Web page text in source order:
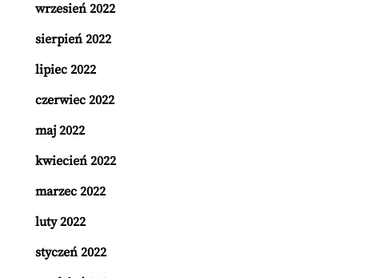
wrzesień 2022
sierpień 2022
lipiec 2022
czerwiec 2022
maj 2022
kwiecień 2022
marzec 2022
luty 2022
styczeń 2022